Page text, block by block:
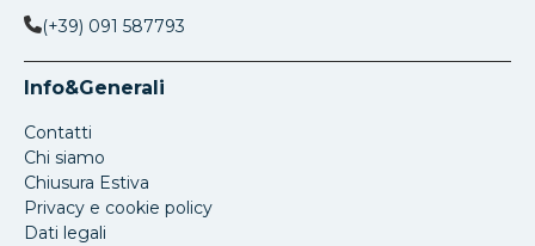
(+39) 091 587793
Info&Generali
Contatti
Chi siamo
Chiusura Estiva
Privacy e cookie policy
Dati legali